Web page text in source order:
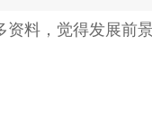
资料，觉得发展前景